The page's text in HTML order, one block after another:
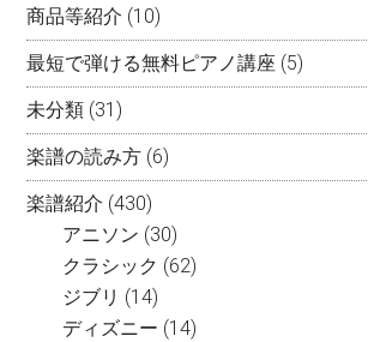
商品等紹介 (10)
最短で弾ける無料ピアノ講座 (5)
未分類 (31)
楽譜の読み方 (6)
楽譜紹介 (430)
アニソン (30)
クラシック (62)
ジブリ (14)
ディズニー (14)